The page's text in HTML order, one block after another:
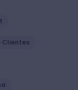
Clientes